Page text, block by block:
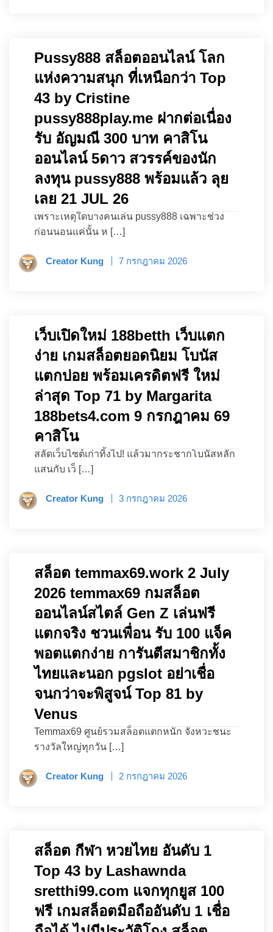
Pussy888 สล็อตออนไลน์ โลก
แห่งความสนุก ที่เหนือกว่า Top
43 by Cristine
pussy888play.me ฝากต่อเนื่อง
รับ อัญมณี 300 บาท คาสิโน
ออนไลน์ 5ดาว สวรรค์ของนัก
ลงทุน pussy888 พร้อมแล้ว ลุย
เลย 21 JUL 26
เพราะเหตุใดบางคนเล่น pussy888 เฉพาะช่วง
ก่อนนอนแค่นั้น ห […]
Creator Kung 7 กรกฎาคม 2026
เว็บเปิดใหม่ 188betth เว็บแตก
ง่าย เกมสล็อตยอดนิยม โบนัส
แตกบ่อย พร้อมเครดิตฟรี ใหม่
ล่าสุด Top 71 by Margarita
188bets4.com 9 กรกฎาคม 69
คาสิโน
สลัดเว็บไซต์เก่าทิ้งไป! แล้วมากระชากโบนัสหลัก
แสนกับ เว็ […]
Creator Kung 3 กรกฎาคม 2026
สล็อต temmax69.work 2 July
2026 temmax69 กมสล็อต
ออนไลน์สไตล์ Gen Z เล่นฟรี
แตกจริง ชวนเพื่อน รับ 100 แจ็ค
พอตแตกง่าย การันตีสมาชิกทั้ง
ไทยและนอก pgslot อย่าเชื่อ
จนกว่าจะพิสูจน์ Top 81 by
Venus
Temmax69 ศูนย์รวมสล็อตแตกหนัก จังหวะชนะ
รางวัลใหญ่ทุกวัน […]
Creator Kung 2 กรกฎาคม 2026
สล็อต กีฬา หวยไทย อันดับ 1
Top 43 by Lashawnda
sretthi99.com แจกทุกยูส 100
ฟรี เกมสล็อตมือถืออันดับ 1 เชื่อ